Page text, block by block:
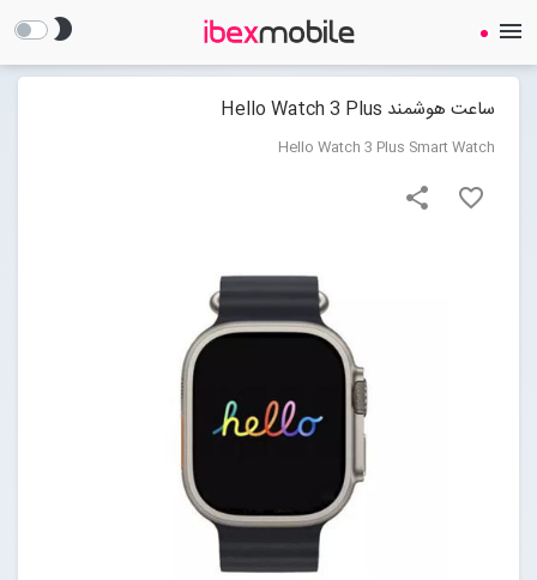
brightness_2 menu
ساعت هوشمند Hello Watch 3 Plus
Hello Watch 3 Plus Smart Watch
favorite_border
share